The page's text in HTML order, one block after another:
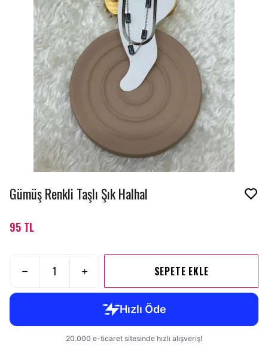
Gümüş Renkli Taşlı Şık Halhal
95 TL
SEPETE EKLE